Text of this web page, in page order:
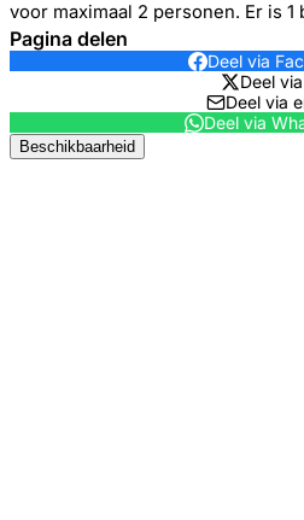
voor maximaal 2 personen. Er is 1
Pagina delen
Deel via
Deel
Deel via
Deel via
Beschikbaarheid